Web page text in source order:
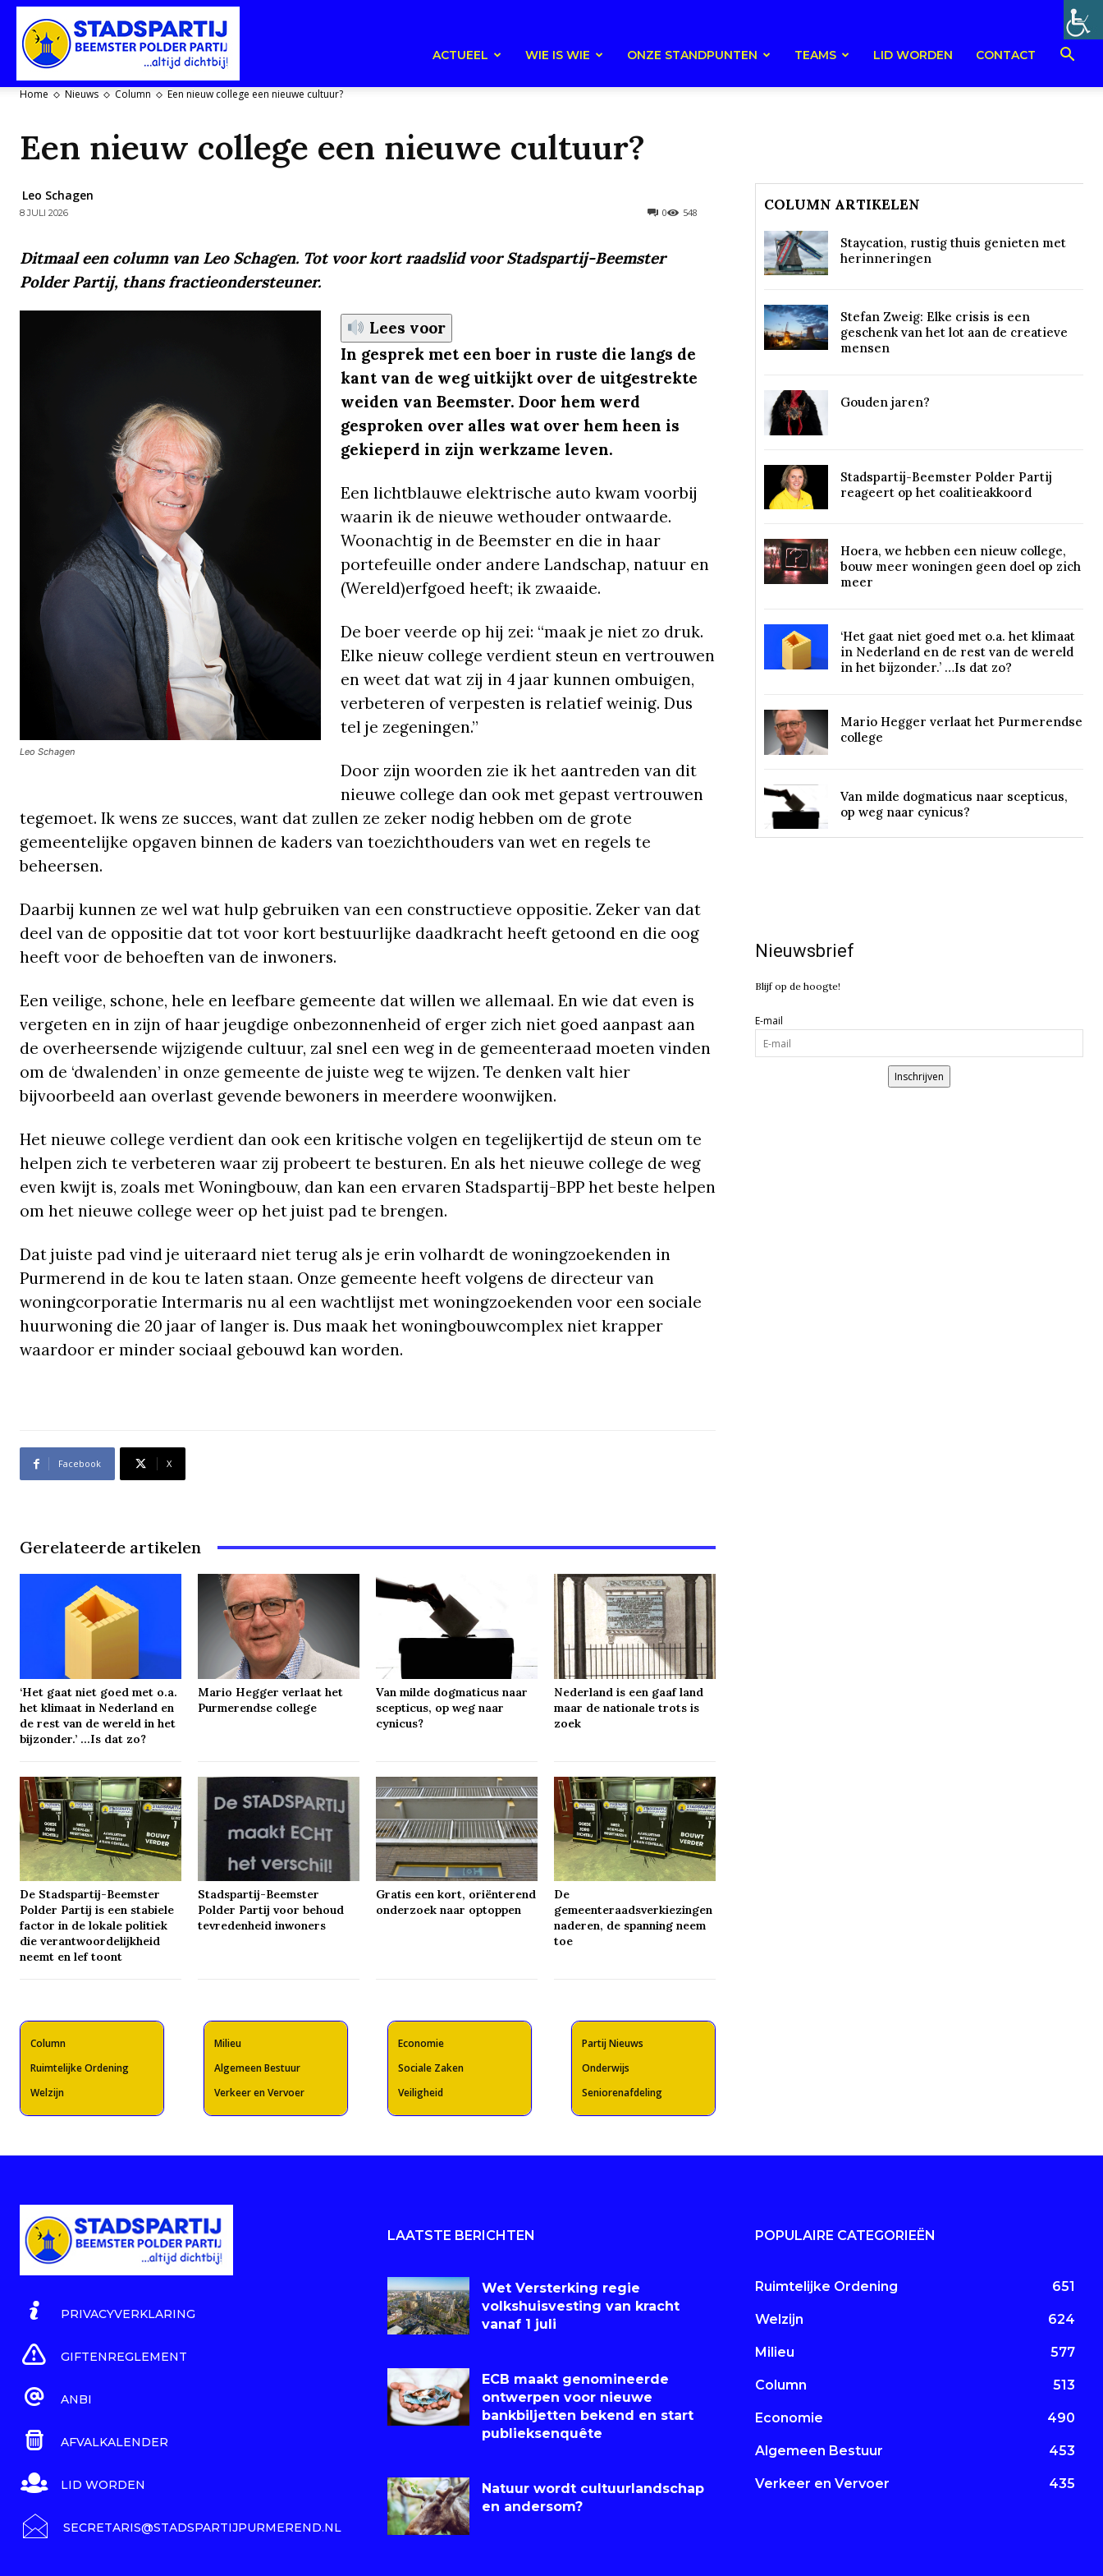
ACTUEEL WIE IS WIE ONZE STANDPUNTEN TEAMS LID WORDEN CONTACT
Home Nieuws Column Een nieuw college een nieuwe cultuur?
Een nieuw college een nieuwe cultuur?
Leo Schagen
8 JULI 2026 548
0
Ditmaal een column van Leo Schagen. Tot voor kort raadslid voor Stadspartij-Beemster
Polder Partij, thans fractieondersteuner.
Leo Schagen
Lees voor
In gesprek met een boer in ruste die langs de
kant van de weg uitkijkt over de uitgestrekte
weiden van Beemster. Door hem werd
gesproken over alles wat over hem heen is
gekieperd in zijn werkzame leven.
Een lichtblauwe elektrische auto kwam voorbij
waarin ik de nieuwe wethouder ontwaarde.
Woonachtig in de Beemster en die in haar
portefeuille onder andere Landschap, natuur en
(Wereld)erfgoed heeft; ik zwaaide.
De boer veerde op hij zei: “maak je niet zo druk.
Elke nieuw college verdient steun en vertrouwen
en weet dat wat zij in 4 jaar kunnen ombuigen,
verbeteren of verpesten is relatief weinig. Dus
tel je zegeningen.”
Door zijn woorden zie ik het aantreden van dit
nieuwe college dan ook met gepast vertrouwen
tegemoet. Ik wens ze succes, want dat zullen ze zeker nodig hebben om de grote
gemeentelijke opgaven binnen de kaders van toezichthouders van wet en regels te
beheersen.
Daarbij kunnen ze wel wat hulp gebruiken van een constructieve oppositie. Zeker van dat
deel van de oppositie dat tot voor kort bestuurlijke daadkracht heeft getoond en die oog
heeft voor de behoeften van de inwoners.
Een veilige, schone, hele en leefbare gemeente dat willen we allemaal. En wie dat even is
vergeten en in zijn of haar jeugdige onbezonnenheid of erger zich niet goed aanpast aan
de overheersende wijzigende cultuur, zal snel een weg in de gemeenteraad moeten vinden
om de ‘dwalenden’ in onze gemeente de juiste weg te wijzen. Te denken valt hier
bijvoorbeeld aan overlast gevende bewoners in meerdere woonwijken.
Het nieuwe college verdient dan ook een kritische volgen en tegelijkertijd de steun om te
helpen zich te verbeteren waar zij probeert te besturen. En als het nieuwe college de weg
even kwijt is, zoals met Woningbouw, dan kan een ervaren Stadspartij-BPP het beste helpen
om het nieuwe college weer op het juist pad te brengen.
Dat juiste pad vind je uiteraard niet terug als je erin volhardt de woningzoekenden in
Purmerend in de kou te laten staan. Onze gemeente heeft volgens de directeur van
woningcorporatie Intermaris nu al een wachtlijst met woningzoekenden voor een sociale
huurwoning die 20 jaar of langer is. Dus maak het woningbouwcomplex niet krapper
waardoor er minder sociaal gebouwd kan worden.
Facebook X
Gerelateerde artikelen
‘Het gaat niet goed met o.a.
het klimaat in Nederland en
de rest van de wereld in het
bijzonder.’ …Is dat zo?
Mario Hegger verlaat het
Purmerendse college
Van milde dogmaticus naar
scepticus, op weg naar
cynicus?
Nederland is een gaaf land
maar de nationale trots is
zoek
De Stadspartij-Beemster
Polder Partij is een stabiele
factor in de lokale politiek
die verantwoordelijkheid
neemt en lef toont
Stadspartij-Beemster
Polder Partij voor behoud
tevredenheid inwoners
Gratis een kort, oriënterend
onderzoek naar optoppen
De
gemeenteraadsverkiezingen
naderen, de spanning neem
toe
Column
Ruimtelijke Ordening
Welzijn
Milieu
Algemeen Bestuur
Verkeer en Vervoer
Economie
Sociale Zaken
Veiligheid
Partij Nieuws
Onderwijs
Seniorenafdeling
COLUMN ARTIKELEN
Staycation, rustig thuis genieten met
herinneringen
Stefan Zweig: Elke crisis is een
geschenk van het lot aan de creatieve
mensen
Gouden jaren?
Stadspartij-Beemster Polder Partij
reageert op het coalitieakkoord
Hoera, we hebben een nieuw college,
bouw meer woningen geen doel op zich
meer
‘Het gaat niet goed met o.a. het klimaat
in Nederland en de rest van de wereld
in het bijzonder.’ …Is dat zo?
Mario Hegger verlaat het Purmerendse
college
Van milde dogmaticus naar scepticus,
op weg naar cynicus?
Nieuwsbrief
Blijf op de hoogte!
E-mail
Inschrijven
PRIVACYVERKLARING
GIFTENREGLEMENT
ANBI
AFVALKALENDER
LID WORDEN
SECRETARIS@STADSPARTIJPURMEREND.NL
LAATSTE BERICHTEN
Wet Versterking regie
volkshuisvesting van kracht
vanaf 1 juli
ECB maakt genomineerde
ontwerpen voor nieuwe
bankbiljetten bekend en start
publieksenquête
Natuur wordt cultuurlandschap
en andersom?
POPULAIRE CATEGORIEËN
Ruimtelijke Ordening 651
Welzijn 624
Milieu 577
Column 513
Economie 490
Algemeen Bestuur 453
Verkeer en Vervoer 435